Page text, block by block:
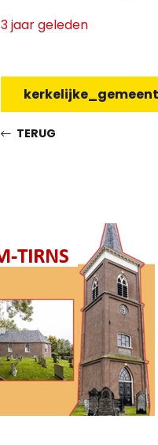
3 jaar geleden
TERUG